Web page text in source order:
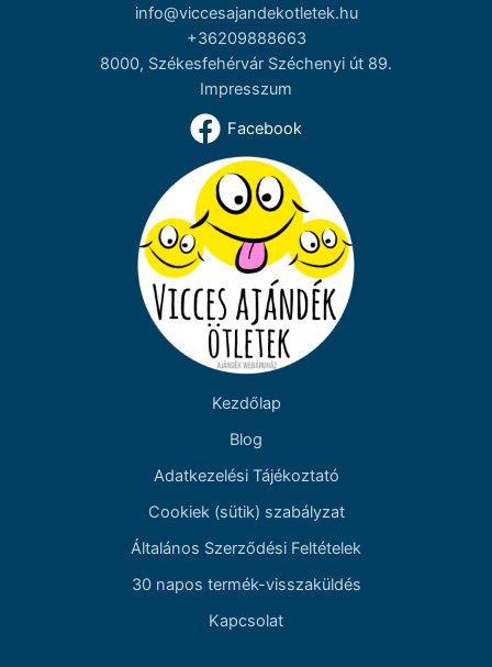
info@viccesajandekotletek.hu
+36209888663
8000, Székesfehérvár Széchenyi út 89.
Impresszum
Facebook
Kezdőlap
Blog
Adatkezelési Tájékoztató
Cookiek (sütik) szabályzat
Általános Szerződési Feltételek
30 napos termék-visszaküldés
Kapcsolat